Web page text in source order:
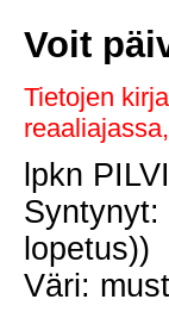
Voit
Tietojen
lpkn
Väri: